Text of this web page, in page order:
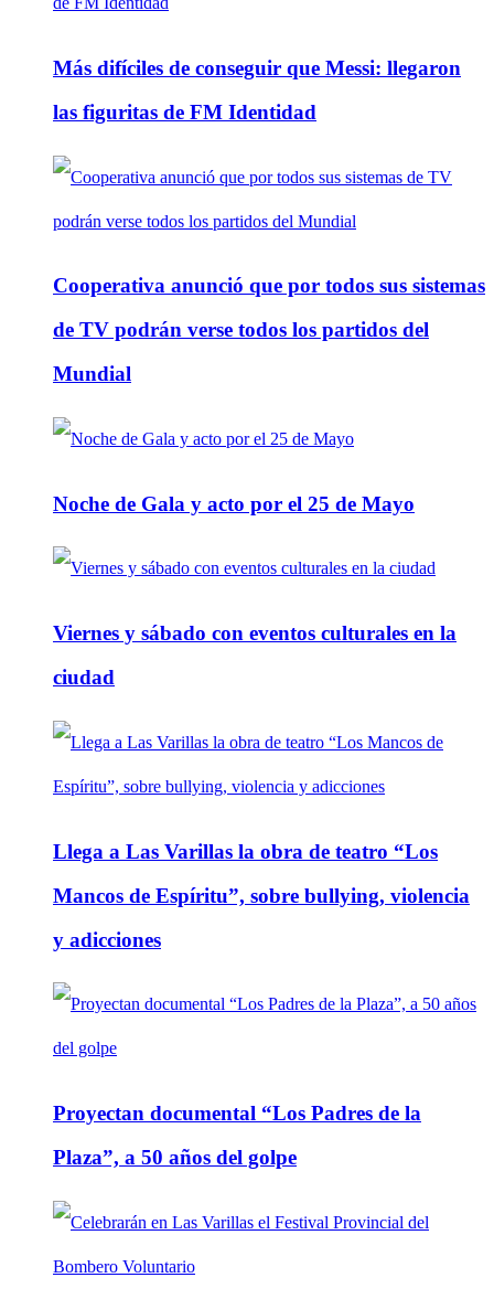
Más difíciles de conseguir que Messi: llegaron
las figuritas de FM Identidad
Cooperativa anunció que por todos sus sistemas
de TV podrán verse todos los partidos del
Mundial
Noche de Gala y acto por el 25 de Mayo
Viernes y sábado con eventos culturales en la
ciudad
Llega a Las Varillas la obra de teatro “Los
Mancos de Espíritu”, sobre bullying, violencia
y adicciones
Proyectan documental “Los Padres de la
Plaza”, a 50 años del golpe